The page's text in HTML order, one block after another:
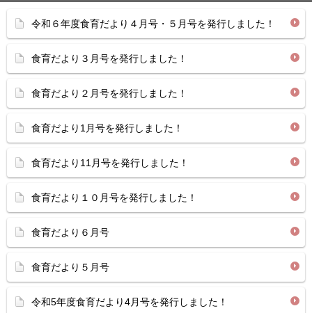
令和６年度食育だより４月号・５月号を発行しました！
食育だより３月号を発行しました！
食育だより２月号を発行しました！
食育だより1月号を発行しました！
食育だより11月号を発行しました！
食育だより１０月号を発行しました！
食育だより６月号
食育だより５月号
令和5年度食育だより4月号を発行しました！